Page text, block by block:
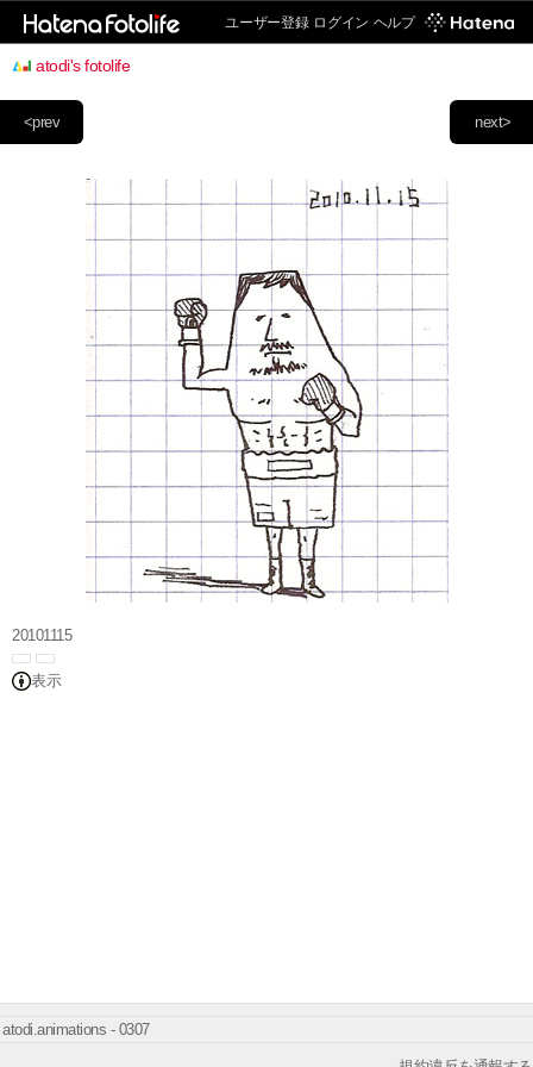
ユーザー登録 ログイン ヘルプ
atodi's fotolife
next>
<prev
20101115
表示
atodi.animations - 0307